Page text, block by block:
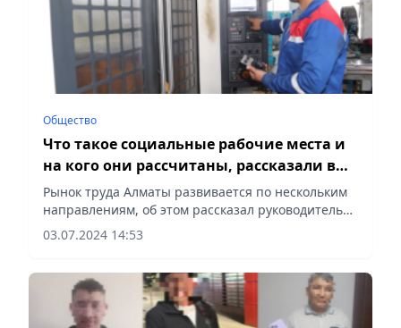
Общество
Что такое социальные рабочие места и
на кого они рассчитаны, рассказали в
Центре карьеры Алматы
Рынок труда Алматы развивается по нескольким
направлениям, об этом рассказал руководитель
Центра карьеры города Адилет
Жанабаев, сообщает Vecher.kz.
03.07.2024 14:53